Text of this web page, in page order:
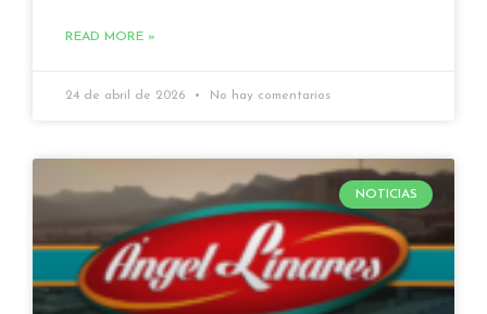
READ MORE »
24 de abril de 2026 No hay comentarios
NOTICIAS